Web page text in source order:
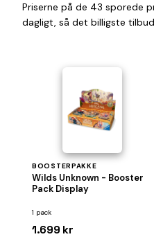
Priserne på de 43 sporede
dagligt, så det billigste
BOOSTERPAKKE
Wilds Unknown - Booster
Pack Display
1 pack
1.699 kr